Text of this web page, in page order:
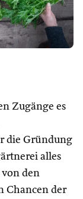
Zugänge es
die Gründung
alles
den
Chancen der